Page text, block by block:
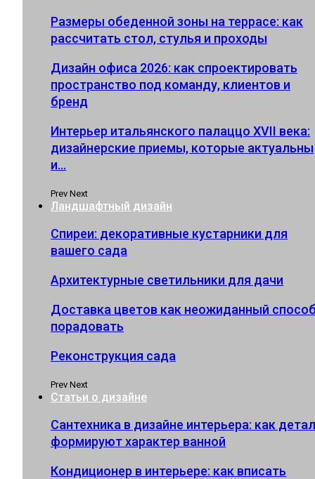
Размеры обеденной зоны на террасе: как
рассчитать стол, стулья и проходы
Дизайн офиса 2026: как спроектировать
пространство под команду, клиентов и
бренд
Интерьер итальянского палаццо XVII века:
дизайнерские приемы, которые актуальны
и…
Prev Next
Ландшафтный дизайн
Спиреи: декоративные кустарники для
вашего сада
Архитектурные светильники для дачи
Доставка цветов как неожиданный
порадовать
Реконструкция сада
Prev Next
Статьи о дизайне
Сантехника в дизайне интерьера: как
формируют характер ванной
Кондиционер в интерьере: как вписать